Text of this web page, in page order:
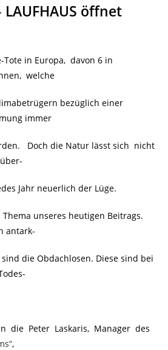
LAUFHAUS öffnet
in Europa, davon 6 in
welche
bezüglich einer
immer
Doch die Natur lässt sich nicht
Jahr neuerlich der Lüge.
unseres heutigen Beitrags.
antark-
die Obdachlosen. Diese sind bei
die Peter Laskaris, Manager des
,